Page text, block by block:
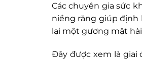
Các chuyên gia sức
niềng răng giúp định
lại một gương mặt
Đây được xem là giai